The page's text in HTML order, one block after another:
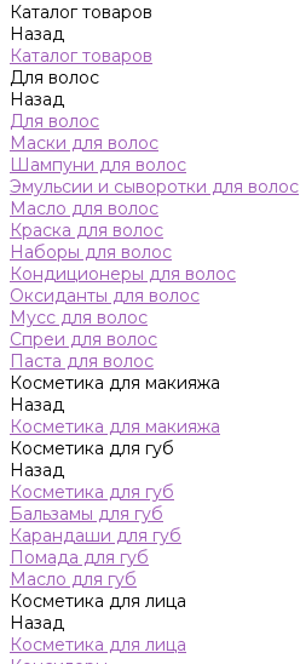
Каталог товаров
Назад
Каталог товаров
Для волос
Назад
Для волос
Маски для волос
Шампуни для волос
Эмульсии и сыворотки для волос
Масло для волос
Краска для волос
Наборы для волос
Кондиционеры для волос
Оксиданты для волос
Мусс для волос
Спреи для волос
Паста для волос
Косметика для макияжа
Назад
Косметика для макияжа
Косметика для губ
Назад
Косметика для губ
Бальзамы для губ
Карандаши для губ
Помада для губ
Масло для губ
Косметика для лица
Назад
Косметика для лица